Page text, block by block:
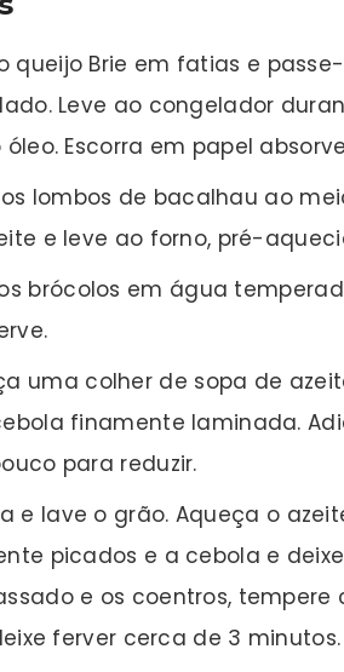
queijo Brie em fatias e
Leve ao congelador
Escorra em papel
lombos de bacalhau ao
e leve ao forno, pré-
brócolos em água
uma colher de sopa de
finamente laminada.
para reduzir.
e lave o grão. Aqueça o
picados e a cebola e
e os coentros,
ferver cerca de 3 minutos.